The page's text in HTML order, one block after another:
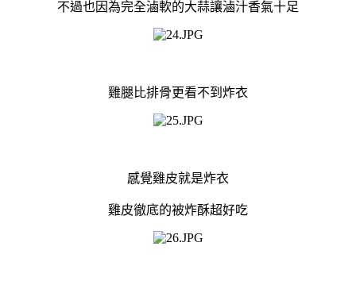
不過也因為完全滷軟的大蒜讓滷汁香氣十足
雞腿比排骨更看不到炸衣
感覺雞皮就是炸衣
雞皮徹底的被炸酥超好吃